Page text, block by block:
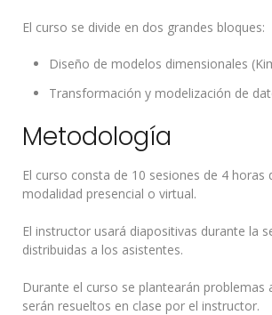
El curso se divide en dos grandes bloques:
Diseño de modelos dimensionales
Transformación y modelización de
Metodología
El curso consta de 10 sesiones de 4 horas
modalidad presencial o virtual.
El instructor usará diapositivas durante la
distribuidas a los asistentes.
Durante el curso se plantearán problemas
serán resueltos en clase por el instructor.